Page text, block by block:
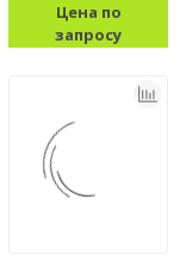
Цена по
запросу